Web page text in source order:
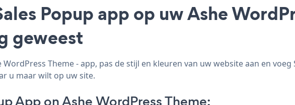
Popup app op uw Ashe
geweest
Theme - app, pas de stijl en kleuren van uw website aan en
u maar wilt op uw site.